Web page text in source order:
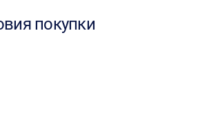
покупки